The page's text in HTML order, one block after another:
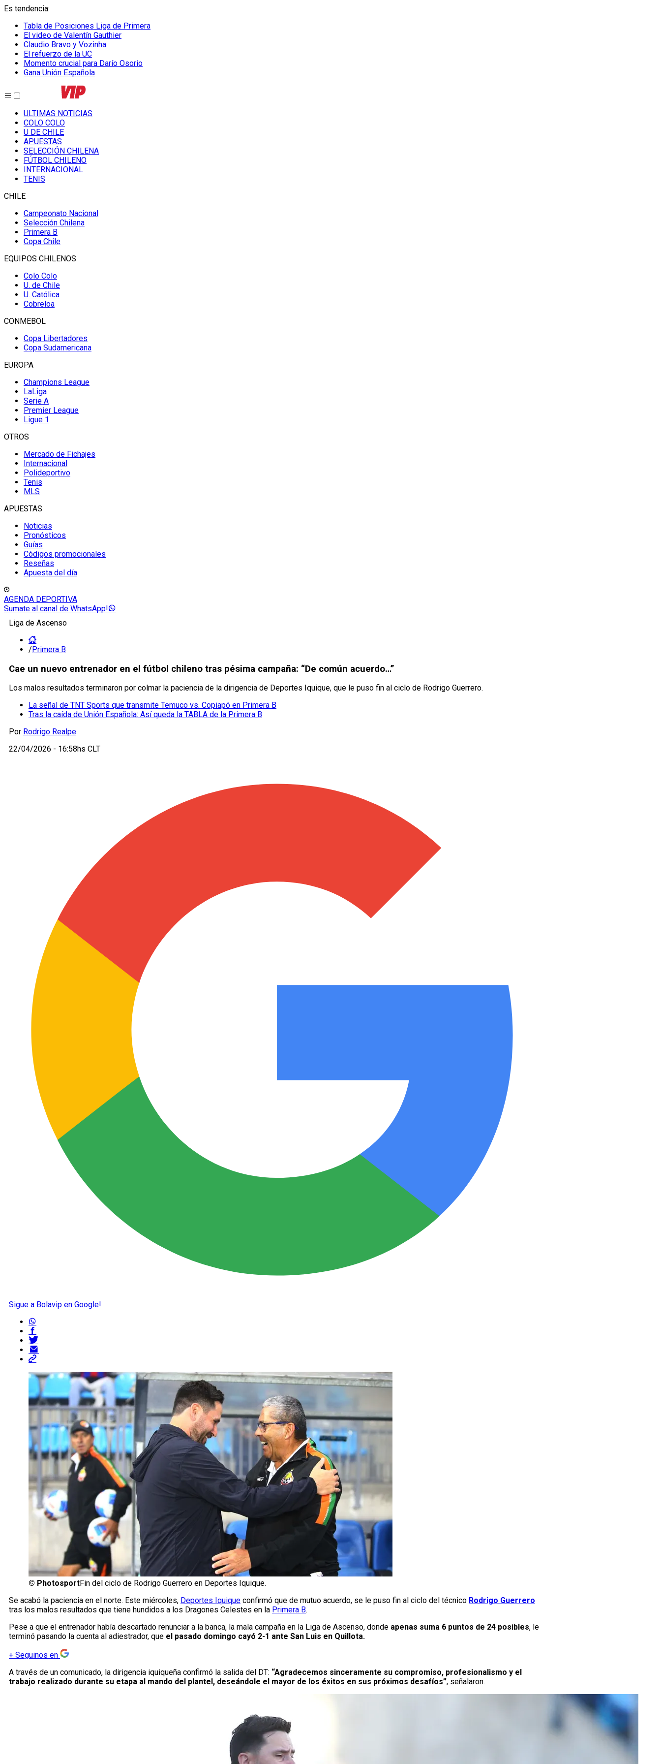
Es tendencia:
Tabla de Posiciones Liga de Primera
El video de Valentín Gauthier
Claudio Bravo y Vozinha
El refuerzo de la UC
Momento crucial para Darío Osorio
Gana Unión Española
ULTIMAS NOTICIAS
COLO COLO
U DE CHILE
APUESTAS
SELECCIÓN CHILENA
FÚTBOL CHILENO
INTERNACIONAL
TENIS
CHILE
Campeonato Nacional
Selección Chilena
Primera B
Copa Chile
EQUIPOS CHILENOS
Colo Colo
U. de Chile
U. Católica
Cobreloa
CONMEBOL
Copa Libertadores
Copa Sudamericana
EUROPA
Champions League
LaLiga
Serie A
Premier League
Ligue 1
OTROS
Mercado de Fichajes
Internacional
Polideportivo
Tenis
MLS
APUESTAS
Noticias
Pronósticos
Guías
Códigos promocionales
Reseñas
Apuesta del día
AGENDA DEPORTIVA
Sumate al canal de WhatsApp!
Liga de Ascenso
/Primera B
Cae un nuevo entrenador en el fútbol chileno tras pésima campaña: “De común acuerdo…”
Los malos resultados terminaron por colmar la paciencia de la dirigencia de Deportes Iquique, que le puso fin al ciclo de Rodrigo Guerrero.
La señal de TNT Sports que transmite Temuco vs. Copiapó en Primera B
Tras la caída de Unión Española: Así queda la TABLA de la Primera B
Por Rodrigo Realpe
22/04/2026 - 16:58hs CLT
Sigue a Bolavip en Google!
© PhotosportFin del ciclo de Rodrigo Guerrero en Deportes Iquique.
Se acabó la paciencia en el norte. Este miércoles, Deportes Iquique confirmó que de mutuo acuerdo, se le puso fin al ciclo del técnico Rodrigo Guerrero
tras los malos resultados que tiene hundidos a los Dragones Celestes en la Primera B.
Pese a que el entrenador había descartado renunciar a la banca, la mala campaña en la Liga de Ascenso, donde apenas suma 6 puntos de 24 posibles, le
terminó pasando la cuenta al adiestrador, que el pasado domingo cayó 2-1 ante San Luis en Quillota.
+ Seguinos en
A través de un comunicado, la dirigencia iquiqueña confirmó la salida del DT: “Agradecemos sinceramente su compromiso, profesionalismo y el
trabajo realizado durante su etapa al mando del plantel, deseándole el mayor de los éxitos en sus próximos desafíos”, señalaron.